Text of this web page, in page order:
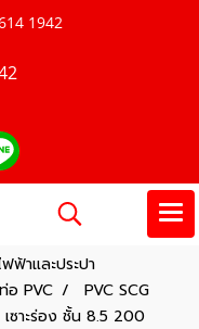
1942
ฟ้าและประปา
ท่อ PVC
PVC SCG
ซาะร่อง ชั้น 8.5 200